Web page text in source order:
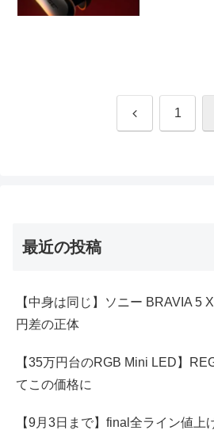
前 1
最近の投稿
【中身は同じ】ソニー BRAVIA 5
円差の正体
【35万円台のRGB Mini LED】
てこの価格に
【9月3日まで】final全ライン値上